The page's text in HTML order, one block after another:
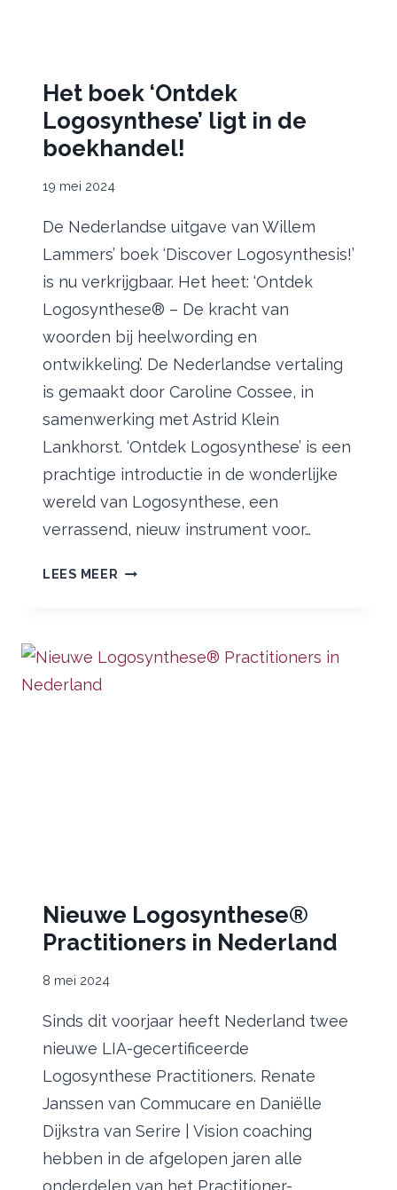
Het boek ‘Ontdek
Logosynthese’ ligt in de
boekhandel!
19 mei 2024
De Nederlandse uitgave van Willem
Lammers’ boek ‘Discover Logosynthesis!’
is nu verkrijgbaar. Het heet: ‘Ontdek
Logosynthese® – De kracht van
woorden bij heelwording en
ontwikkeling’. De Nederlandse vertaling
is gemaakt door Caroline Cossee, in
samenwerking met Astrid Klein
Lankhorst. ‘Ontdek Logosynthese’ is een
prachtige introductie in de wonderlijke
wereld van Logosynthese, een
verrassend, nieuw instrument voor…
LEES MEER HET
LIGT
Nieuwe Logosynthese®
Practitioners in Nederland
8 mei 2024
Sinds dit voorjaar heeft Nederland twee
nieuwe LIA-gecertificeerde
Logosynthese Practitioners. Renate
Janssen van Commucare en Daniëlle
Dijkstra van Serire | Vision coaching
hebben in de afgelopen jaren alle